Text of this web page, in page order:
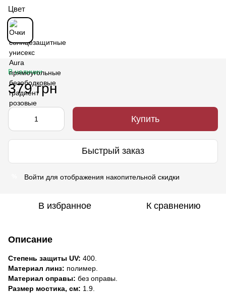
Цвет
В наличии
379 грн
Купить
Быстрый заказ
Войти для отображения накопительной скидки
В избранное К сравнению
Описание
Степень защиты UV: 400.
Материал линз: полимер.
Материал оправы: без оправы.
Размер мостика, см: 1.9.